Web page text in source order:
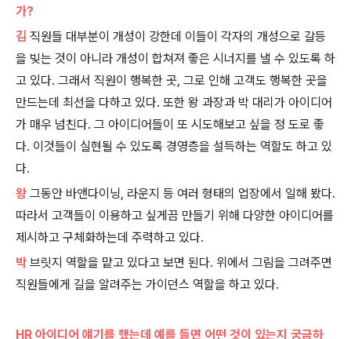
가?
김 직원들 대부분이 개성이 강한데 이들이 각자의 개성으로 갈등
을 빚는 것이 아니라 개성이 합쳐져 좋은 시너지를 낼 수 있도록 하
고 있다. 그래서 직원이 행복한 곳, 그로 인해 고객도 행복한 곳을
만드는데 최선을 다하고 있다. 또한 왕 과장과 박 대리가 아이디어
가 매우 넘친다. 그 아이디어들이 또 시도해보고 싶을 정 도로 좋
다. 이것들이 실현될 수 있도록 경영층을 설득하는 역할도 하고 있
다.
왕 그동안 바앤다이닝, 라운지 등 여러 형태의 업장에서 일해 봤다.
따라서 고객들이 이용하고 싶게끔 만들기 위해 다양한 아이디어를
제시하고 구체화하는데 주력하고 있다.
박 브릿지 역할을 맡고 있다고 보면 된다. 위에서 그림을 그려주면
직원들에게 길을 알려주는 가이던스 역할을 하고 있다.
HR 아이디어 얘기를 했는데 예를 들면 어떤 것이 있는지 궁금하